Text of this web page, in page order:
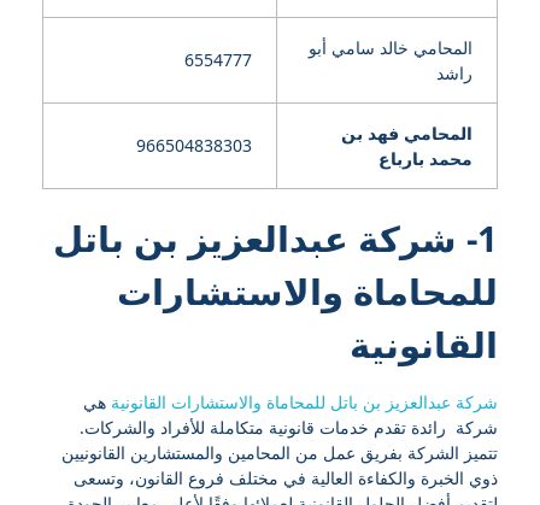
المحامي خالد سامي أبو
راشد
6554777
المحامي فهد بن
محمد بارباع
966504838303
1- شركة عبدالعزيز بن باتل
للمحاماة والاستشارات
القانونية
شركة عبدالعزيز بن باتل للمحاماة والاستشارات القانونية هي
شركة رائدة تقدم خدمات قانونية متكاملة للأفراد والشركات.
تتميز الشركة بفريق عمل من المحامين والمستشارين القانونيين
ذوي الخبرة والكفاءة العالية في مختلف فروع القانون، وتسعى